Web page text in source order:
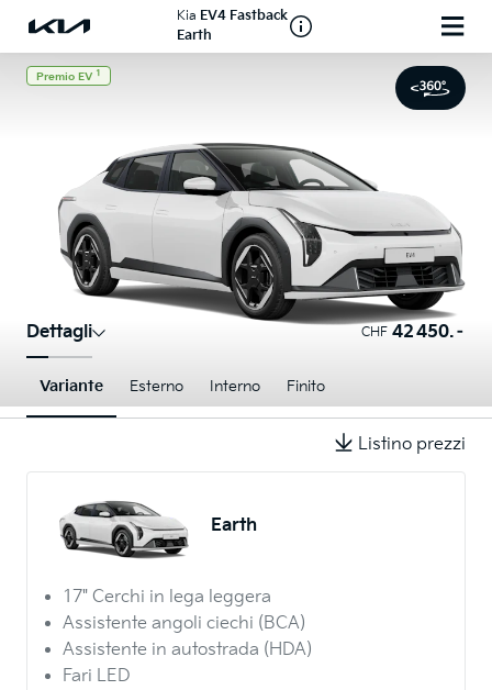
Kia EV4 Fastback
Earth
Premio EV 1
CHF 42 450.–
Dettagli
Variante Esterno Interno Finito
Listino prezzi
Earth
17" Cerchi in lega leggera
Assistente angoli ciechi (BCA)
Assistente in autostrada (HDA)
Fari LED